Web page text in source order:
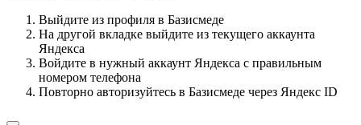
Выйдите из профиля в Базисмеде
На другой вкладке выйдите из текущего аккаунта
Яндекса
Войдите в нужный аккаунт Яндекса с правильным
номером телефона
Повторно авторизуйтесь в Базисмеде через Яндекс ID